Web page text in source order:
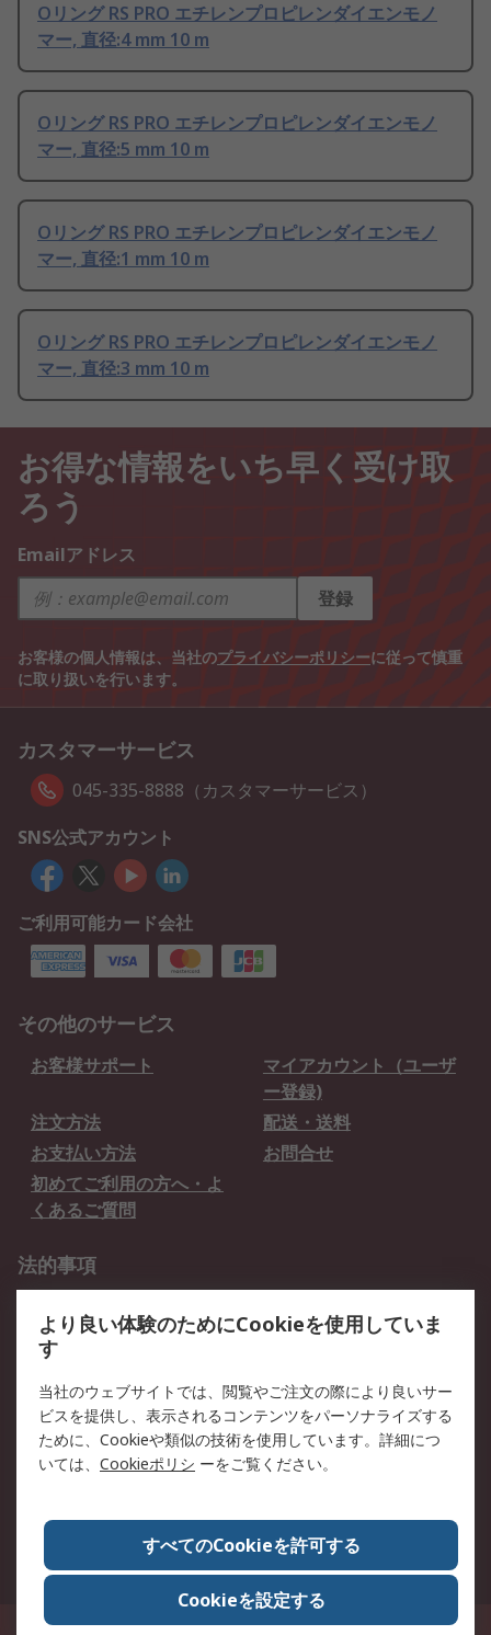
Oリング RS PRO エチレンプロピレンダイエンモノ
マー, 直径:4 mm 10 m
Oリング RS PRO エチレンプロピレンダイエンモノ
マー, 直径:5 mm 10 m
Oリング RS PRO エチレンプロピレンダイエンモノ
マー, 直径:1 mm 10 m
Oリング RS PRO エチレンプロピレンダイエンモノ
マー, 直径:3 mm 10 m
お得な情報をいち早く受け取
ろう
Emailアドレス
登録
お客様の個人情報は、当社のプライバシーポリシーに従って慎重
に取り扱いを行います。
カスタマーサービス
045-335-8888（カスタマーサービス）
SNS公式アカウント
ご利用可能カード会社
その他のサービス
お客様サポート
マイアカウント（ユーザ
ー登録)
注文方法
配送・送料
お支払い方法
お問合せ
初めてご利用の方へ・よ
くあるご質問
法的事項
クッキーポリシー
RSについて
会社概要
採用情報
プレスリリース＆お知ら
コーポレートサイト
全世界のRS
RSの歴史
ESGへの取り組み（英語）
認証について
〒240-0005 神奈川県横浜市保土ヶ谷区神戸町134番地 横浜ビジネスパーク ウ
より良い体験のためにCookieを使用していま
す
当社のウェブサイトでは、閲覧やご注文の際により良いサー
ビスを提供し、表示されるコンテンツをパーソナライズする
ために、Cookieや類似の技術を使用しています。詳細につ
いては、 Cookieポリシ ーをご覧ください。
すべてのCookieを許可する
Cookieを設定する